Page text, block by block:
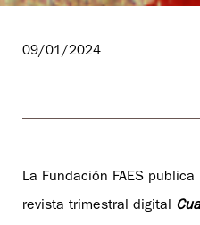
09/01/2024
La Fundación FAES
revista trimestral digital